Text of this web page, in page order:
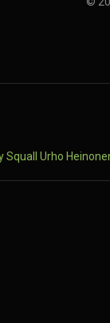
Squall Urho